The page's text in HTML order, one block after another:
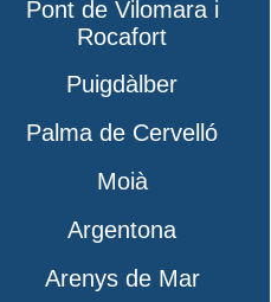
Pont de Vilomara i
Rocafort
Puigdàlber
Palma de Cervelló
Moià
Argentona
Arenys de Mar